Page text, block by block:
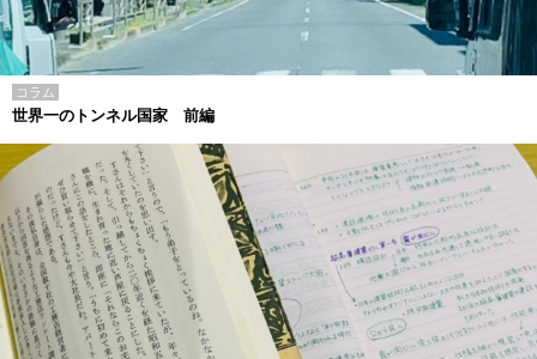
コラム
世界一のトンネル国家 前編